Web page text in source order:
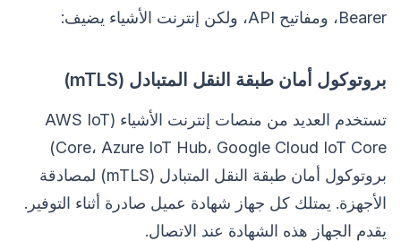
Bearer، ومفاتيح API، ولكن إنترنت الأشياء يضيف:
بروتوكول أمان طبقة النقل المتبادل (mTLS)
تستخدم العديد من منصات إنترنت الأشياء (AWS IoT
Core، Azure IoT Hub، Google Cloud IoT Core)
بروتوكول أمان طبقة النقل المتبادل (mTLS) لمصادقة
الأجهزة. يمتلك كل جهاز شهادة عميل صادرة أثناء التوفير.
يقدم الجهاز هذه الشهادة عند الاتصال.